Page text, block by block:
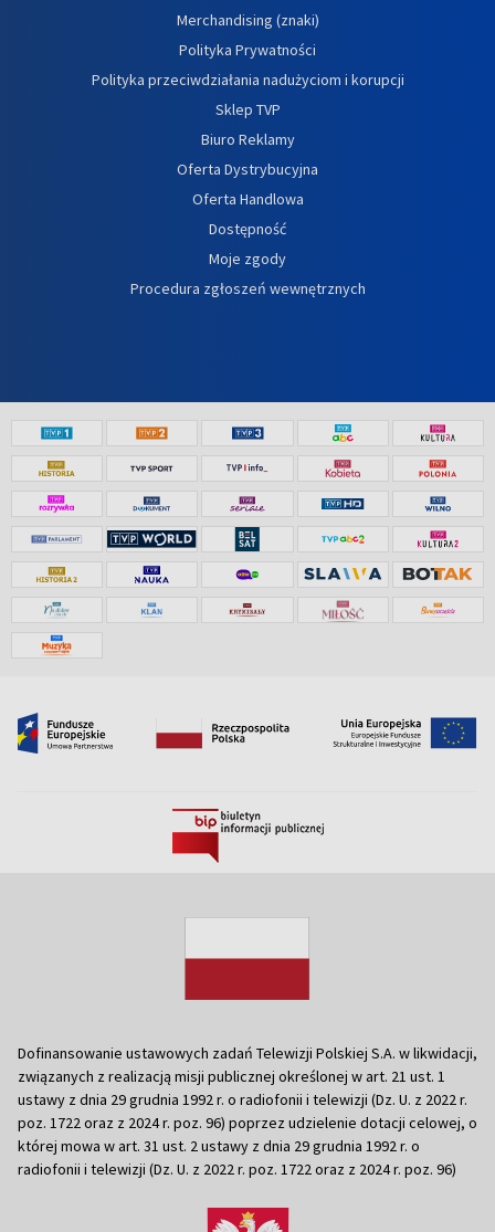
Merchandising (znaki)
Polityka Prywatności
Polityka przeciwdziałania nadużyciom i korupcji
Sklep TVP
Biuro Reklamy
Oferta Dystrybucyjna
Oferta Handlowa
Dostępność
Moje zgody
Procedura zgłoszeń wewnętrznych
Dofinansowanie ustawowych zadań Telewizji Polskiej S.A. w likwidacji,
związanych z realizacją misji publicznej określonej w art. 21 ust. 1
ustawy z dnia 29 grudnia 1992 r. o radiofonii i telewizji (Dz. U. z 2022 r.
poz. 1722 oraz z 2024 r. poz. 96) poprzez udzielenie dotacji celowej, o
której mowa w art. 31 ust. 2 ustawy z dnia 29 grudnia 1992 r. o
radiofonii i telewizji (Dz. U. z 2022 r. poz. 1722 oraz z 2024 r. poz. 96)